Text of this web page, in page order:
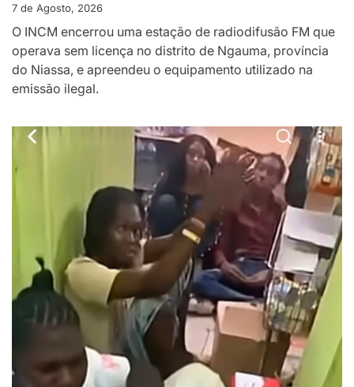
7 de Agosto, 2026
O INCM encerrou uma estação de radiodifusão FM que
operava sem licença no distrito de Ngauma, província
do Niassa, e apreendeu o equipamento utilizado na
emissão ilegal.